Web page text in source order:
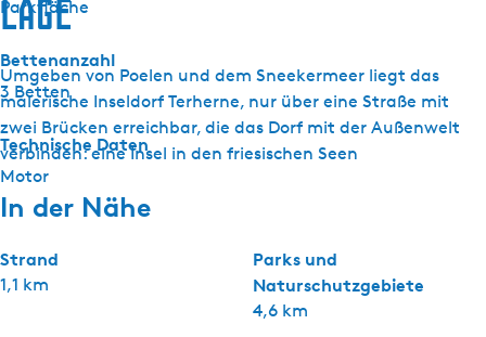
Parkfläche
Bettenanzahl
3 Betten
Technische Daten
Motor
Lage
Umgeben von Poelen und dem Sneekermeer liegt das
malerische Inseldorf Terherne, nur über eine Straße mit
zwei Brücken erreichbar, die das Dorf mit der Außenwelt
verbinden: eine Insel in den friesischen Seen
In der Nähe
Strand
1,1 km
Parks und
Naturschutzgebiete
4,6 km